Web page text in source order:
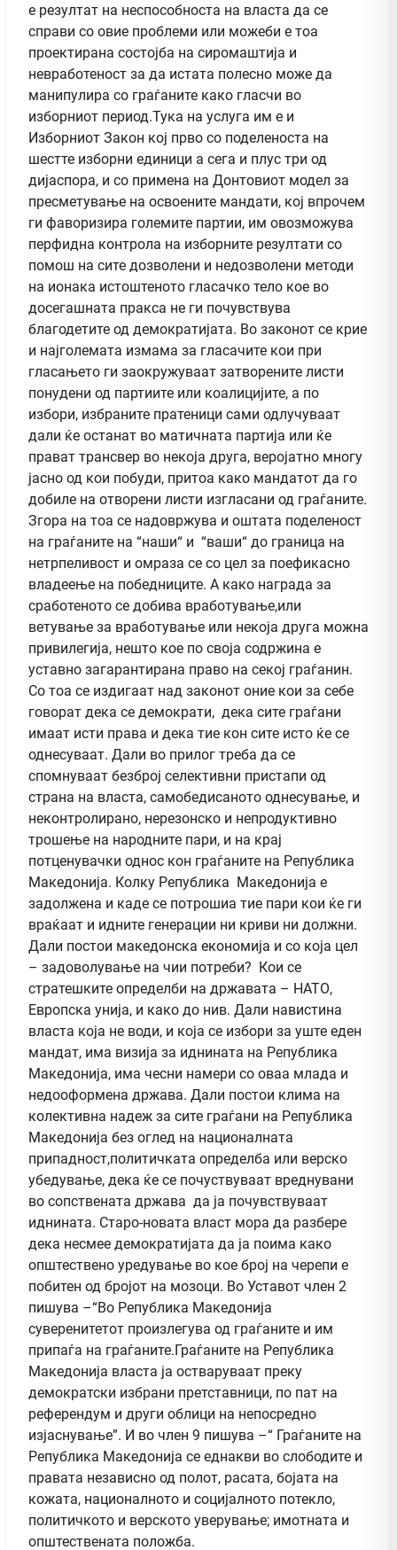
е резултат на неспособноста на власта да се
справи со овие проблеми или можеби е тоа
проектирана состојба на сиромаштија и
невработеност за да истата полесно може да
манипулира со граѓаните како гласчи во
изборниот период.Тука на услуга им е и
Изборниот Закон кој прво со поделеноста на
шестте изборни единици а сега и плус три од
дијаспора, и со примена на Донтовиот модел за
пресметување на освоените мандати, кој впрочем
ги фаворизира големите партии, им овозможува
перфидна контрола на изборните резултати со
помош на сите дозволени и недозволени методи
на ионака истоштеното гласачко тело кое во
досегашната пракса не ги почувствува
благодетите од демократијата. Во законот се крие
и најголемата измама за гласачите кои при
гласањето ги заокружуваат затворените листи
понудени од партиите или коалицијите, а по
избори, избраните пратеници сами одлучуваат
дали ќе останат во матичната партија или ќе
прават трансвер во некоја друга, веројатно многу
јасно од кои побуди, притоа како мандатот да го
добиле на отворени листи изгласани од граѓаните.
Згора на тоа се надовржува и оштата поделеност
на граѓаните на “наши“ и “ваши“ до граница на
нетрпеливост и омраза се со цел за поефикасно
владеење на победниците. А како награда за
сработеното се добива вработување,или
ветување за вработување или некоја друга можна
привилегија, нешто кое по своја содржина е
уставно загарантирана право на секој граѓанин.
Со тоа се издигаат над законот оние кои за себе
говорат дека се демократи, дека сите граѓани
имаат исти права и дека тие кон сите исто ќе се
однесуваат. Дали во прилог треба да се
спомнуваат безброј селективни пристапи од
страна на власта, самобедисаното однесување, и
неконтролирано, нерезонско и непродуктивно
трошење на народните пари, и на крај
потценувачки однос кон граѓаните на Република
Македонија. Колку Република Македонија е
задолжена и каде се потрошиа тие пари кои ќе ги
враќаат и идните генерации ни криви ни должни.
Дали постои македонска економија и со која цел
– задоволување на чии потреби? Кои се
стратешките определби на државата – НАТО,
Европска унија, и како до нив. Дали навистина
власта која не води, и која се избори за уште еден
мандат, има визија за иднината на Република
Македонија, има чесни намери со оваа млада и
недооформена држава. Дали постои клима на
колективна надеж за сите граѓани на Република
Македонија без оглед на националната
припадност,политичката определба или верско
убедување, дека ќе се почуствуваат вреднувани
во сопствената држава да ја почувствуваат
иднината. Старо-новата власт мора да разбере
дека несмее демократијата да ја поима како
општествено уредување во кое број на черепи е
побитен од бројот на мозоци. Во Уставот член 2
пишува –“Во Република Македонија
суверенитетот произлегува од граѓаните и им
припаѓа на граѓаните.Граѓаните на Република
Македонија власта ја остваруваат преку
демократски избрани претставници, по пат на
референдум и други облици на непосредно
изјаснување”. И во член 9 пишува –“ Граѓаните на
Република Македонија се еднакви во слободите и
правата независно од полот, расата, бојата на
кожата, националното и социјалното потекло,
политичкото и верското уверување; имотната и
општествената положба.